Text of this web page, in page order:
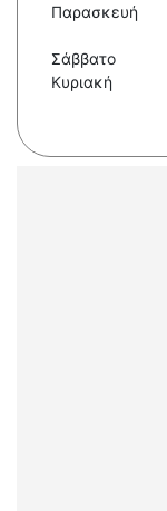
Παρασκευή
Σάββατο
Κυριακή